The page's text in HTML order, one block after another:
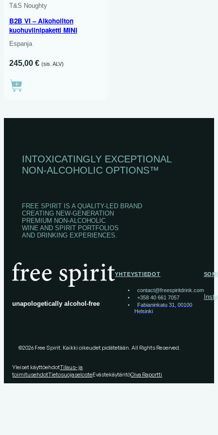
T&S Noughty
B2B VI – Alkoholiton
kuohuviinipaketti MINI
Espanja
245,00 € (sis. ALV)
INTOXICATINGLY EXCEPTIONAL
NON‑ALCOHOLIC OPTIONS™
FREE SPIRIT IS A QUALITY-LED BRAND
CREATING NEW-GENERATION
PREMIUM NON-ALCOHOLIC
WINE AND SPIRIT PORTFOLIOS
AND DRINKING EXPERIENCES.
unapologetically alcohol-free
YHTEYSTIEDOT
contact@freespiritdrink.com
+358 40 661 7057
Fabianinkatu 31, 00100
Helsinki
©2026 Free Spirit. Kaikki oikeudet pidätetään. All Rights Reserved.
Yleiset käyttöehdotTilaus- ja
toimitusehdotTietosuojaselosteEvästekäytäntöOiva Raportti